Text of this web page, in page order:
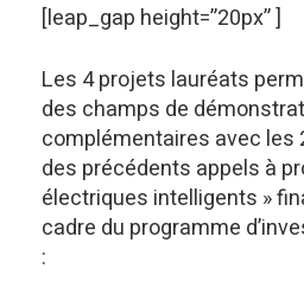
[leap_gap height=”20px” ]
Les 4 projets lauréats
des champs de
complémentaires avec les
des précédents appels à
électriques intelligents »
cadre du programme
: